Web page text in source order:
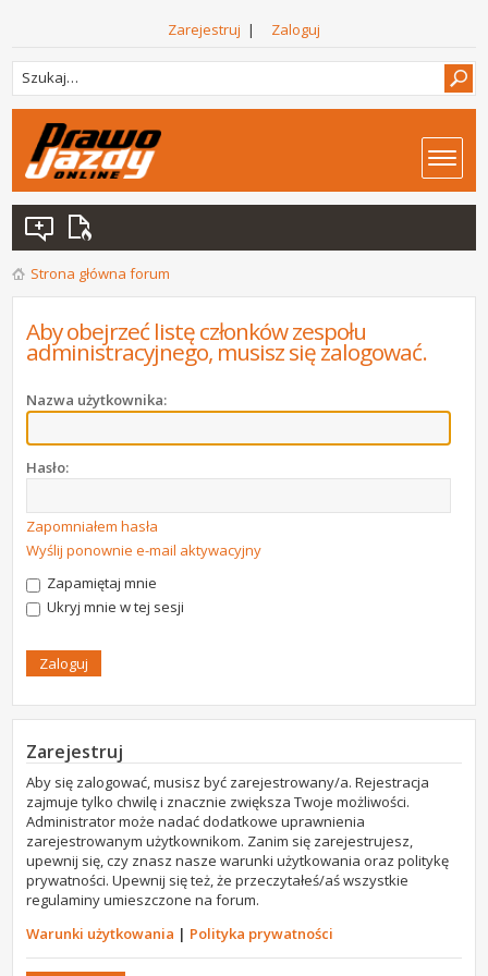
Zarejestruj | Zaloguj
Strona główna forum
Aby obejrzeć listę członków zespołu
administracyjnego, musisz się zalogować.
Nazwa użytkownika:
Hasło:
Zapomniałem hasła
Wyślij ponownie e-mail aktywacyjny
Zapamiętaj mnie
Ukryj mnie w tej sesji
Zarejestruj
Aby się zalogować, musisz być zarejestrowany/a. Rejestracja
zajmuje tylko chwilę i znacznie zwiększa Twoje możliwości.
Administrator może nadać dodatkowe uprawnienia
zarejestrowanym użytkownikom. Zanim się zarejestrujesz,
upewnij się, czy znasz nasze warunki użytkowania oraz politykę
prywatności. Upewnij się też, że przeczytałeś/aś wszystkie
regulaminy umieszczone na forum.
Warunki użytkowania | Polityka prywatności